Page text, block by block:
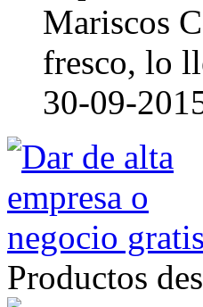
Mariscos
fresco, lo
30-09-
Productos